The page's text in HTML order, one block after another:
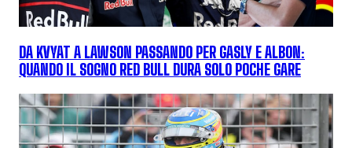
DA KVYAT A LAWSON PASSANDO PER GASLY E ALBON:
QUANDO IL SOGNO RED BULL DURA SOLO POCHE GARE